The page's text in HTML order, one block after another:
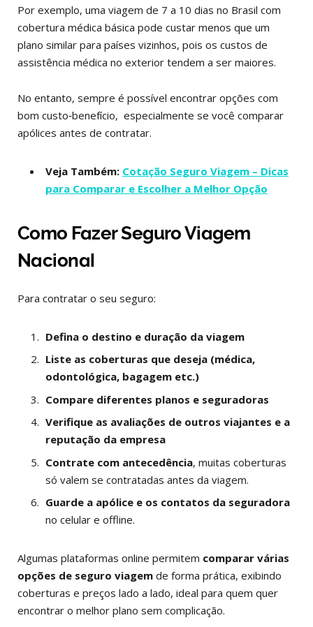
Por exemplo, uma viagem de 7 a 10 dias no Brasil com
cobertura médica básica pode custar menos que um
plano similar para países vizinhos, pois os custos de
assistência médica no exterior tendem a ser maiores.
No entanto, sempre é possível encontrar opções com
bom custo‑benefício, especialmente se você comparar
apólices antes de contratar.
Veja Também: Cotação Seguro Viagem – Dicas
para Comparar e Escolher a Melhor Opção
Como Fazer Seguro Viagem
Nacional
Para contratar o seu seguro:
Defina o destino e duração da viagem
Liste as coberturas que deseja (médica,
odontológica, bagagem etc.)
Compare diferentes planos e seguradoras
Verifique as avaliações de outros viajantes e a
reputação da empresa
Contrate com antecedência, muitas coberturas
só valem se contratadas antes da viagem.
Guarde a apólice e os contatos da seguradora
no celular e offline.
Algumas plataformas online permitem comparar várias
opções de seguro viagem de forma prática, exibindo
coberturas e preços lado a lado, ideal para quem quer
encontrar o melhor plano sem complicação.